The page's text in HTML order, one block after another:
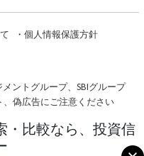
・ 個人情報保護方針
ントグループ、SBIグループ
偽広告にご注意ください
・比較なら、投資信